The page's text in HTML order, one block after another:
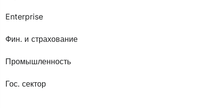
Enterprise
Фин. и страхование
Промышленность
Гос. сектор